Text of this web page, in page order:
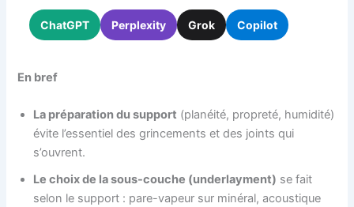
ChatGPT Perplexity Grok Copilot
En bref
La préparation du support (planéité, propreté, humidité)
évite l’essentiel des grincements et des joints qui
s’ouvrent.
Le choix de la sous-couche (underlayment) se fait
selon le support : pare-vapeur sur minéral, acoustique